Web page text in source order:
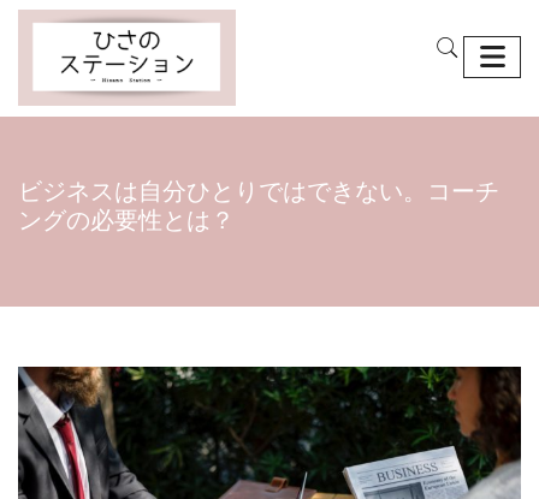
ビジネスは自分ひとりではできない。コーチ
ングの必要性とは？